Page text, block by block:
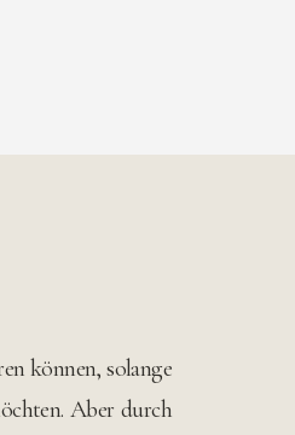
können, solange
Aber durch